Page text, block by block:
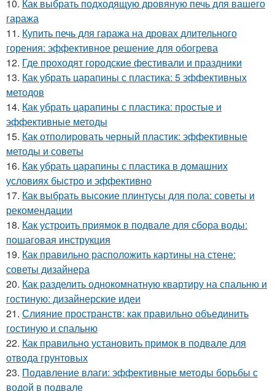
10. Как выбрать подходящую дровяную печь для вашего
гаража
11. Купить печь для гаража на дровах длительного
горения: эффективное решение для обогрева
12. Где проходят городские фестивали и праздники
13. Как убрать царапины с пластика: 5 эффективных
методов
14. Как убрать царапины с пластика: простые и
эффективные методы
15. Как отполировать черный пластик: эффективные
методы и советы
16. Как убрать царапины с пластика в домашних
условиях быстро и эффективно
17. Как выбрать высокие плинтусы для пола: советы и
рекомендации
18. Как устроить приямок в подвале для сбора воды:
пошаговая инструкция
19. Как правильно расположить картины на стене:
советы дизайнера
20. Как разделить однокомнатную квартиру на спальню и
гостиную: дизайнерские идеи
21. Слияние пространств: как правильно объединить
гостиную и спальню
22. Как правильно установить примок в подвале для
отвода грунтовых
23. Подавление влаги: эффективные методы борьбы с
водой в подвале